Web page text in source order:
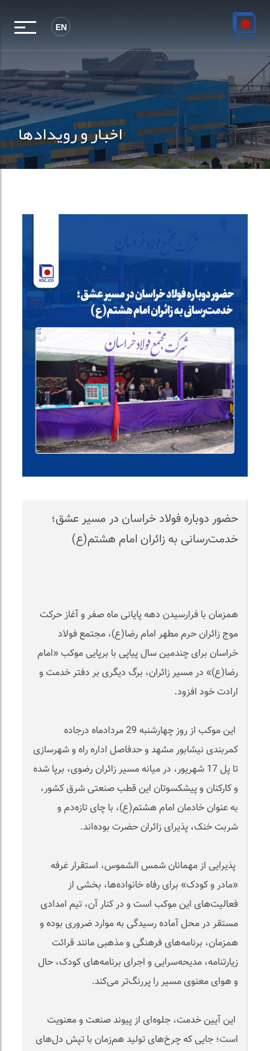
EN
اخبار و رویدادها
حضور دوباره فولاد خراسان در مسیر عشق؛
خدمت‌رسانی به زائران امام هشتم(ع)
همزمان با فرارسیدن دهه پایانی ماه صفر و آغاز حرکت
موج زائران حرم مطهر امام رضا(ع)، مجتمع فولاد
خراسان برای چندمین سال پیاپی با برپایی موکب «امام
رضا(ع)» در مسیر زائران، برگ دیگری بر دفتر خدمت و
ارادت خود افزود.
این موکب از روز چهار‌شنبه 29 مردادماه درجاده
کمربندی نیشابور مشهد و حدفاصل اداره راه و شهرسازی
تا پل 17 شهریور، در میانه مسیر زائران رضوی، برپا شده
و کارکنان و پیشکسوتان این قطب صنعتی شرق کشور،
به عنوان خادمان امام هشتم(ع)، با چای تازه‌دم و
شربت خنک، پذیرای زائران حضرت بوده‌اند.
پذیرایی از مهمانان شمس الشموس، استقرار غرفه
«مادر و کودک» برای رفاه خانواده‌ها، بخشی از
فعالیت‌های این موکب است و در کنار آن، تیم امدادی
مستقر در محل آماده رسیدگی به موارد ضروری بوده و
همزمان، برنامه‌های فرهنگی و مذهبی مانند قرائت
زیارتنامه، مدیحه‌سرایی و اجرای برنامه‌های کودک، حال‌
و هوای معنوی مسیر را پررنگ‌تر می‌کند.
این آیین خدمت، جلوه‌ای از پیوند صنعت و معنویت
است؛ جایی که چرخ‌های تولید هم‌زمان با تپش دل‌های